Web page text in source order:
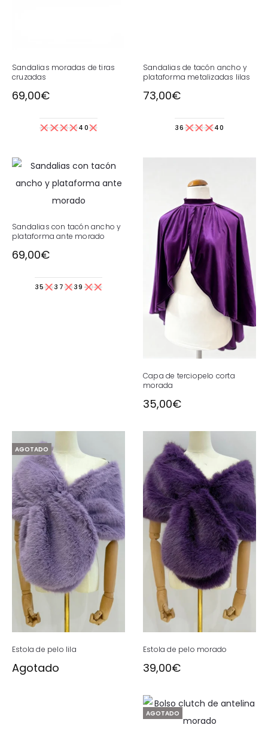
Sandalias moradas de tiras
cruzadas
69,00€
363738394041
Sandalias de tacón ancho y
plataforma metalizadas lilas
73,00€
3637383940
Sandalias con tacón ancho y
plataforma ante morado
69,00€
35363738394041
Capa de terciopelo corta
morada
35,00€
AGOTADO
Estola de pelo lila
Agotado
Estola de pelo morado
39,00€
AGOTADO